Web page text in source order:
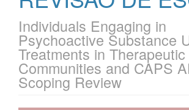
Individuals Engaging in
Psychoactive Substance
Treatments in Therapeutic
Communities and CAPS
Scoping Review